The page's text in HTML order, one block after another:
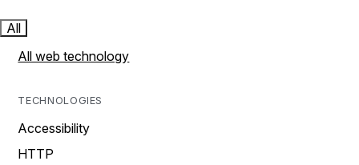
All
All web technology
TECHNOLOGIES
Accessibility
HTTP